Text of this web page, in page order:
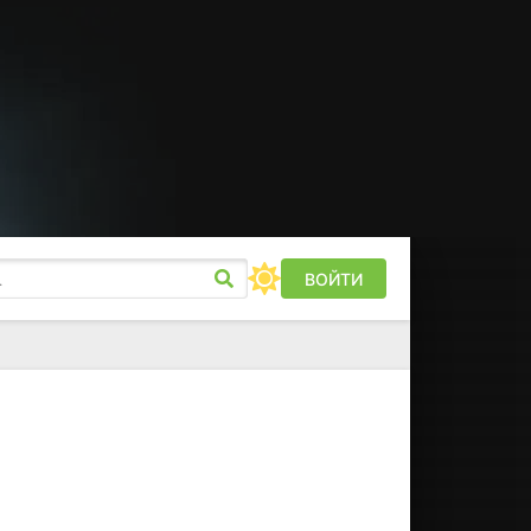
ВОЙТИ